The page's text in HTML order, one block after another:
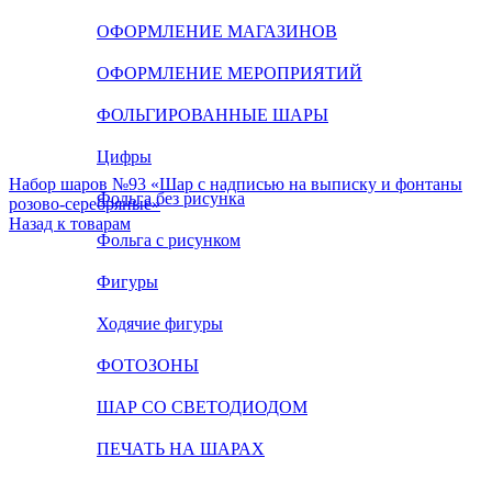
ОФОРМЛЕНИЕ МАГАЗИНОВ
ОФОРМЛЕНИЕ МЕРОПРИЯТИЙ
ФОЛЬГИРОВАННЫЕ ШАРЫ
Цифры
Фольга без рисунка
Фольга с рисунком
Фигуры
Ходячие фигуры
ФОТОЗОНЫ
ШАР СО СВЕТОДИОДОМ
ПЕЧАТЬ НА ШАРАХ
Набор шаров №93 «Шар с надписью на выписку и фонтаны
розово-серебряные»
Назад к товарам